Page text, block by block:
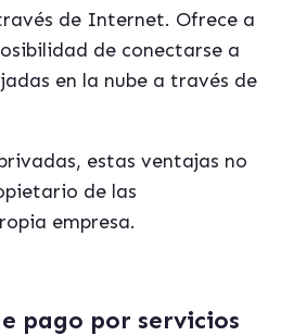
de Internet. Ofrece a
de conectarse a
en la nube a través de
estas ventajas no
de las
empresa.
pago por servicios